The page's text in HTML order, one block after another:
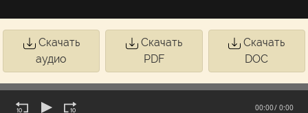
Скачать
аудио
Скачать
PDF
Скачать
DOC
00:00/ 0:00